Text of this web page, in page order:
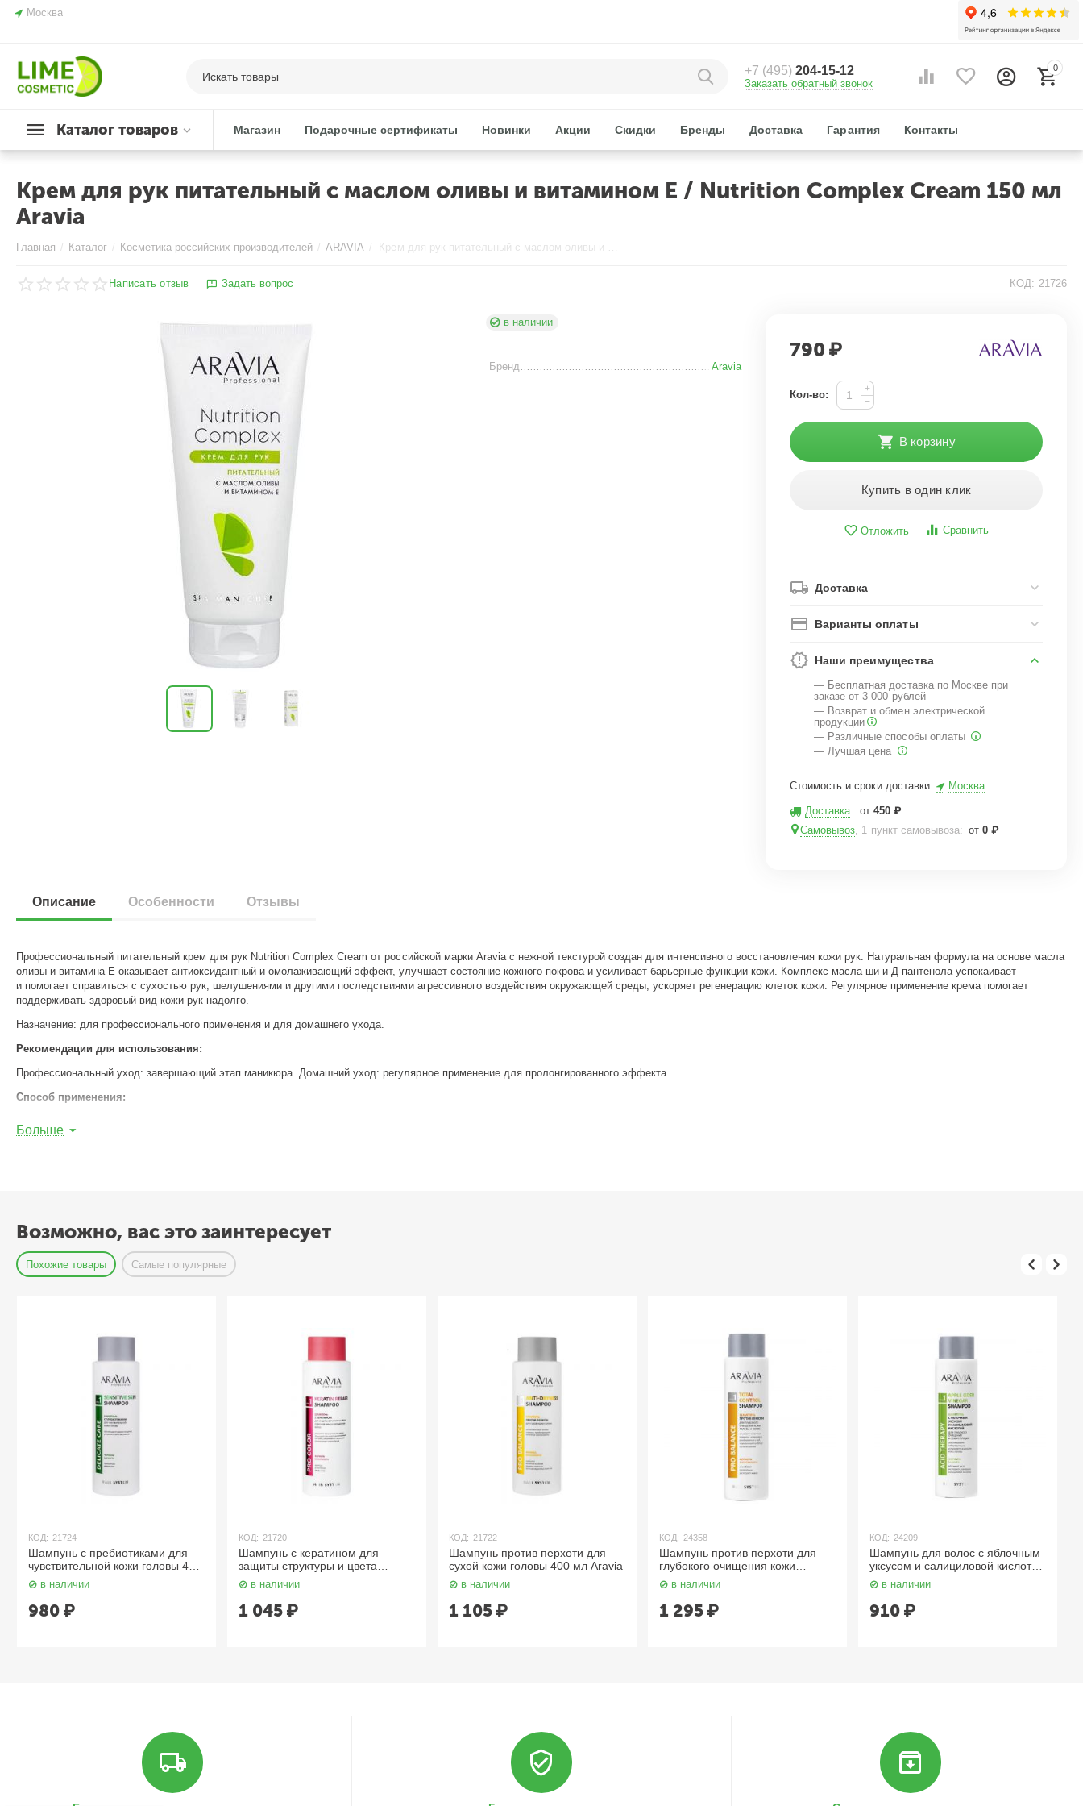
Москва
+7 (495)204-15-12
Заказать обратный звонок
0
Каталог товаров Магазин Подарочные сертификаты Новинки Акции Скидки Бренды Доставка Гарантия Контакты
Крем для рук питательный с маслом оливы и витамином Е / Nutrition Complex Cream 150 мл
Aravia
Главная / Каталог / Косметика российских производителей / ARAVIA / Крем для рук питательный с маслом оливы и витамином Е / Nutrition Complex Cream 150 мл Aravia
Написать отзыв Задать вопрос КОД: 21726
в наличии
Бренд Aravia
790 ₽
Кол-во:
+
−
В корзину
Купить в один клик
Отложить Сравнить
Доставка
Варианты оплаты
Наши преимущества
— Бесплатная доставка по Москве при
заказе от 3 000 рублей
— Возврат и обмен электрической
продукции
— Различные способы оплаты
— Лучшая цена
Стоимость и сроки доставки: Москва
Доставка: от 450 ₽
Самовывоз, 1 пункт самовывоза: от 0 ₽
Описание Особенности Отзывы
Профессиональный питательный крем для рук Nutrition Complex Cream от российской марки Aravia с нежной текстурой создан для интенсивного восстановления кожи рук. Натуральная формула на основе масла
оливы и витамина Е оказывает антиоксидантный и омолаживающий эффект, улучшает состояние кожного покрова и усиливает барьерные функции кожи. Комплекс масла ши и Д-пантенола успокаивает
и помогает справиться с сухостью рук, шелушениями и другими последствиями агрессивного воздействия окружающей среды, ускоряет регенерацию клеток кожи. Регулярное применение крема помогает
поддерживать здоровый вид кожи рук надолго.
Назначение: для профессионального применения и для домашнего ухода.
Рекомендации для использования:
Профессиональный уход: завершающий этап маникюра. Домашний уход: регулярное применение для пролонгированного эффекта.
Способ применения:
Больше
Возможно, вас это заинтересует
Похожие товары Самые популярные
КОД: 21724
Шампунь с пребиотиками для
чувствительной кожи головы 400
мл Aravia
в наличии
980 ₽
КОД: 21720
Шампунь с кератином для
защиты структуры и цвета
поврежденных и окрашенных
волос 400 мл Aravia
в наличии
1 045 ₽
КОД: 21722
Шампунь против перхоти для
сухой кожи головы 400 мл Aravia
в наличии
1 105 ₽
КОД: 24358
Шампунь против перхоти для
глубокого очищения кожи
головы и волос 420 мл Aravia
в наличии
1 295 ₽
КОД: 24209
Шампунь для волос с яблочным
уксусом и салициловой кислотой
420 мл Aravia
в наличии
910 ₽